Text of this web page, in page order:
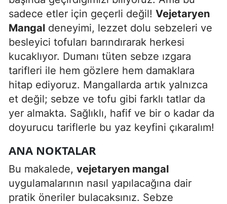
Diyarbakır
Edirne
Elazığ
Erzincan
Erzurum
Eskişehir
Gaziantep
Gümüşhane
Hakkari
sadece etler için geçerli değil! Vejetaryen
Mangal deneyimi, lezzet dolu sebzeleri ve
besleyici tofuları barındırarak herkesi
kucaklıyor. Dumanı tüten sebze ızgara
tarifleri ile hem gözlere hem damaklara
hitap ediyoruz. Mangallarda artık yalnızca
et değil; sebze ve tofu gibi farklı tatlar da
yer almakta. Sağlıklı, hafif ve bir o kadar da
doyurucu tariflerle bu yaz keyfini çıkaralım!
ANA NOKTALAR
Bu makalede, vejetaryen mangal
uygulamalarının nasıl yapılacağına dair
pratik öneriler bulacaksınız. Sebze